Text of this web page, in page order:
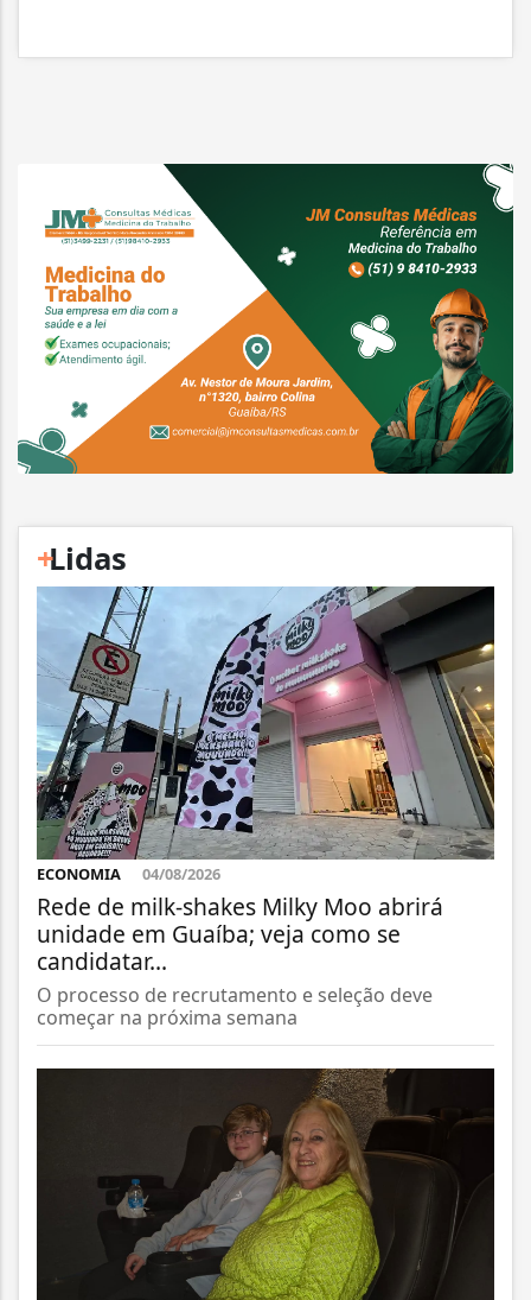
+
Lidas
ECONOMIA 04/08/2026
Rede de milk-shakes Milky Moo abrirá
unidade em Guaíba; veja como se
candidatar...
O processo de recrutamento e seleção deve
começar na próxima semana